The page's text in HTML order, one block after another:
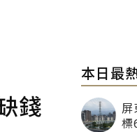
錢
本日最
標